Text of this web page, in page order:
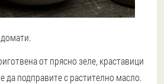
от прясно зеле, краставици
да подправите с растително масло.